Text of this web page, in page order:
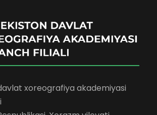
xoreografiya akademiyasi